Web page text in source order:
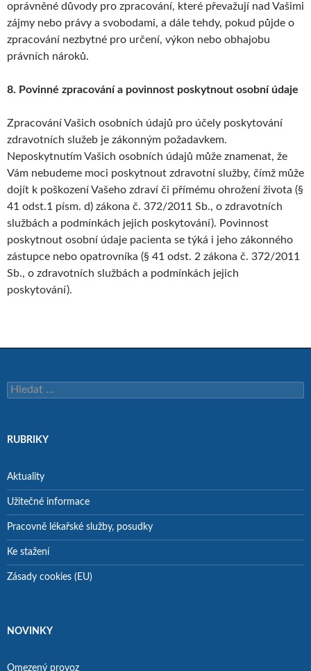
oprávněné důvody pro zpracování, které převažují nad Vašimi
zájmy nebo právy a svobodami, a dále tehdy, pokud půjde o
zpracování nezbytné pro určení, výkon nebo obhajobu
právních nároků.
8. Povinné zpracování a povinnost poskytnout osobní údaje
Zpracování Vašich osobních údajů pro účely poskytování
zdravotních služeb je zákonným požadavkem.
Neposkytnutím Vašich osobních údajů může znamenat, že
Vám nebudeme moci poskytnout zdravotní služby, čímž může
dojít k poškození Vašeho zdraví či přímému ohrožení života (§
41 odst.1 písm. d) zákona č. 372/2011 Sb., o zdravotních
službách a podmínkách jejich poskytování). Povinnost
poskytnout osobní údaje pacienta se týká i jeho zákonného
zástupce nebo opatrovníka (§ 41 odst. 2 zákona č. 372/2011
Sb., o zdravotních službách a podmínkách jejich
poskytování).
Vyhledávání
RUBRIKY
Aktuality
Užitečné informace
Pracovně lékařské služby, posudky
Ke stažení
Zásady cookies (EU)
NOVINKY
Omezený provoz